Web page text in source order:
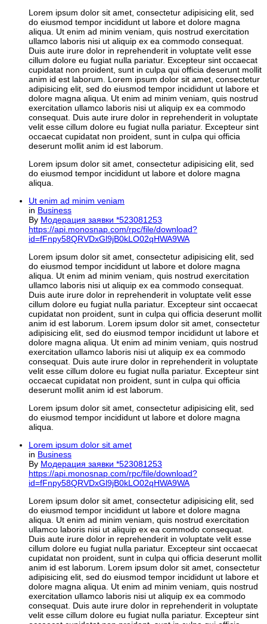
Lorem ipsum dolor sit amet, consectetur adipisicing elit, sed
do eiusmod tempor incididunt ut labore et dolore magna
aliqua. Ut enim ad minim veniam, quis nostrud exercitation
ullamco laboris nisi ut aliquip ex ea commodo consequat.
Duis aute irure dolor in reprehenderit in voluptate velit esse
cillum dolore eu fugiat nulla pariatur. Excepteur sint occaecat
cupidatat non proident, sunt in culpa qui officia deserunt mollit
anim id est laborum. Lorem ipsum dolor sit amet, consectetur
adipisicing elit, sed do eiusmod tempor incididunt ut labore et
dolore magna aliqua. Ut enim ad minim veniam, quis nostrud
exercitation ullamco laboris nisi ut aliquip ex ea commodo
consequat. Duis aute irure dolor in reprehenderit in voluptate
velit esse cillum dolore eu fugiat nulla pariatur. Excepteur sint
occaecat cupidatat non proident, sunt in culpa qui officia
deserunt mollit anim id est laborum.
Lorem ipsum dolor sit amet, consectetur adipisicing elit, sed
do eiusmod tempor incididunt ut labore et dolore magna
aliqua.
Ut enim ad minim veniam
in Business
By Модерация заявки *523081253
https://api.monosnap.com/rpc/file/download?
id=fFnpy58QRVDxGl9jB0kLO02qHWA9WA
Lorem ipsum dolor sit amet, consectetur adipisicing elit, sed
do eiusmod tempor incididunt ut labore et dolore magna
aliqua. Ut enim ad minim veniam, quis nostrud exercitation
ullamco laboris nisi ut aliquip ex ea commodo consequat.
Duis aute irure dolor in reprehenderit in voluptate velit esse
cillum dolore eu fugiat nulla pariatur. Excepteur sint occaecat
cupidatat non proident, sunt in culpa qui officia deserunt mollit
anim id est laborum. Lorem ipsum dolor sit amet, consectetur
adipisicing elit, sed do eiusmod tempor incididunt ut labore et
dolore magna aliqua. Ut enim ad minim veniam, quis nostrud
exercitation ullamco laboris nisi ut aliquip ex ea commodo
consequat. Duis aute irure dolor in reprehenderit in voluptate
velit esse cillum dolore eu fugiat nulla pariatur. Excepteur sint
occaecat cupidatat non proident, sunt in culpa qui officia
deserunt mollit anim id est laborum.
Lorem ipsum dolor sit amet, consectetur adipisicing elit, sed
do eiusmod tempor incididunt ut labore et dolore magna
aliqua.
Lorem ipsum dolor sit amet
in Business
By Модерация заявки *523081253
https://api.monosnap.com/rpc/file/download?
id=fFnpy58QRVDxGl9jB0kLO02qHWA9WA
Lorem ipsum dolor sit amet, consectetur adipisicing elit, sed
do eiusmod tempor incididunt ut labore et dolore magna
aliqua. Ut enim ad minim veniam, quis nostrud exercitation
ullamco laboris nisi ut aliquip ex ea commodo consequat.
Duis aute irure dolor in reprehenderit in voluptate velit esse
cillum dolore eu fugiat nulla pariatur. Excepteur sint occaecat
cupidatat non proident, sunt in culpa qui officia deserunt mollit
anim id est laborum. Lorem ipsum dolor sit amet, consectetur
adipisicing elit, sed do eiusmod tempor incididunt ut labore et
dolore magna aliqua. Ut enim ad minim veniam, quis nostrud
exercitation ullamco laboris nisi ut aliquip ex ea commodo
consequat. Duis aute irure dolor in reprehenderit in voluptate
velit esse cillum dolore eu fugiat nulla pariatur. Excepteur sint